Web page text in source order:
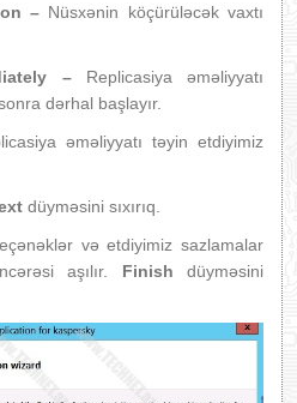
– Nüsxənin köçürüləcək vaxtı
–Replicasiya əməliyyatı
dərhal başlayır.
əməliyyatı təyin etdiyimiz
düyməsini sıxırıq.
və etdiyimiz sazlamalar
aşılır. Finish düyməsini